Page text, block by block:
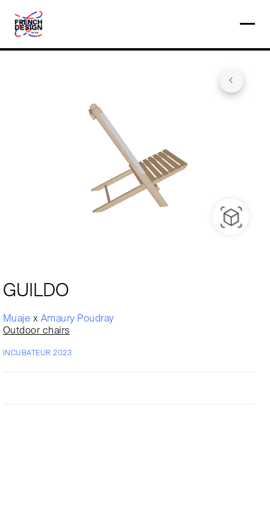
GUILDO
Muaje x Amaury Poudray
Outdoor chairs
INCUBATEUR 2023